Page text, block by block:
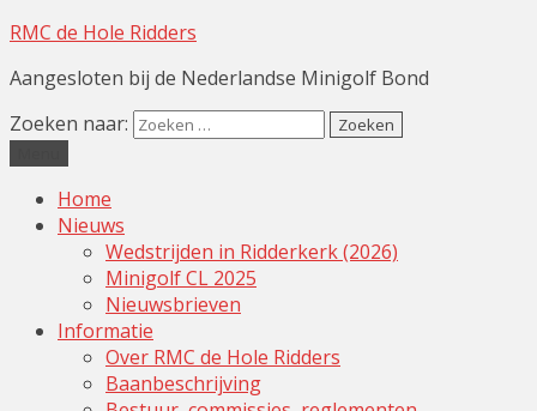
RMC de Hole Ridders
Aangesloten bij de Nederlandse Minigolf Bond
Zoeken naar:
Home
Nieuws
Wedstrijden in Ridderkerk (2026)
Minigolf CL 2025
Nieuwsbrieven
Informatie
Over RMC de Hole Ridders
Baanbeschrijving